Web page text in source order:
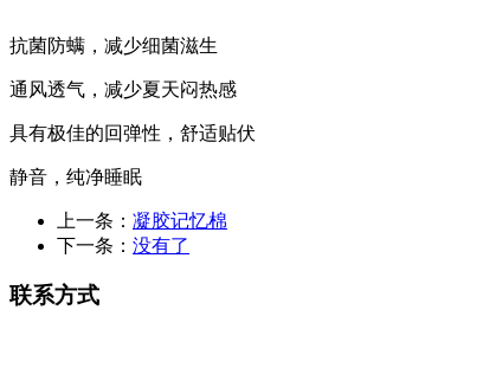
抗菌防螨，减少细菌滋生
通风透气，减少夏天闷热感
具有极佳的回弹性，舒适贴伏
静音，纯净睡眠
上一条： 凝胶记忆棉
下一条： 没有了
联系方式